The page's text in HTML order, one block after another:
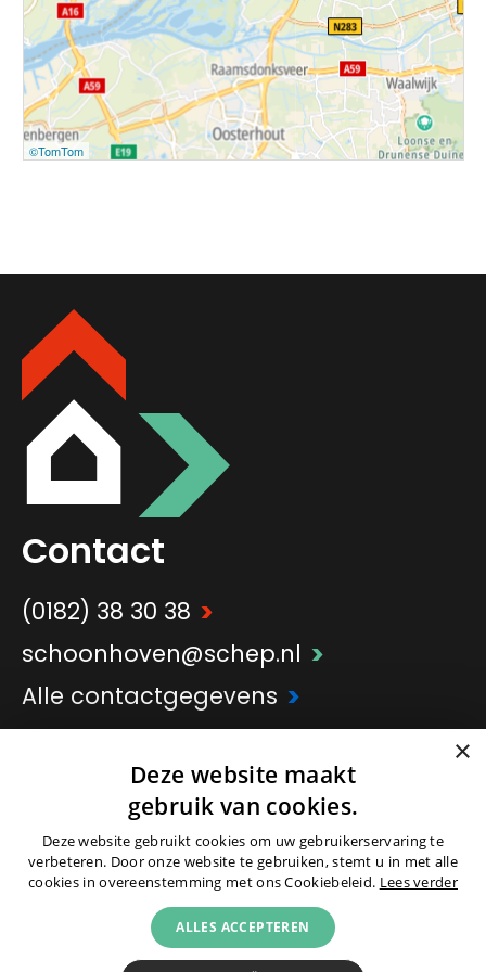
©TomTom
Contact
(0182) 38 30 38 >
schoonhoven@schep.nl >
Alle contactgegevens >
Onderdeel vanSchep Groep
Colofon|Partners|Cookies
Privacyverklaring|Voorwaarden
×
Deze website maakt
gebruik van cookies.
Deze website gebruikt cookies om uw gebruikerservaring te
verbeteren. Door onze website te gebruiken, stemt u in met alle
cookies in overeenstemming met ons Cookiebeleid. Lees verder
ALLES ACCEPTEREN